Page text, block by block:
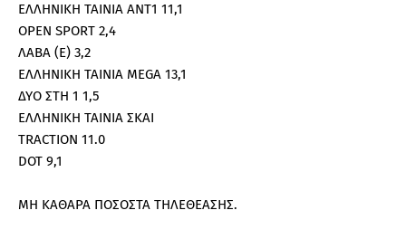
ΕΛΛΗΝΙΚΗ ΤΑΙΝΙΑ ΑΝΤ1 11,1
OPEN SPORT 2,4
ΛΑΒΑ (Ε) 3,2
ΕΛΛΗΝΙΚΗ ΤΑΙΝΙΑ MEGA 13,1
ΔΥΟ ΣΤΗ 1 1,5
ΕΛΛΗΝΙΚΗ ΤΑΙΝΙΑ ΣΚΑΙ
TRACTION 11.0
DOT 9,1
ΜΗ ΚΑΘΑΡΑ ΠΟΣΟΣΤΑ ΤΗΛΕΘΕΑΣΗΣ.